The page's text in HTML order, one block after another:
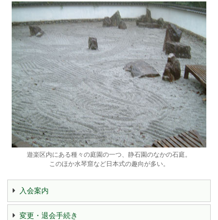
遊楽区内にある種々の庭園の一つ、静石園のなかの石庭。
このほか水琴窟など日本式の趣向が多い。
入会案内
変更・退会手続き